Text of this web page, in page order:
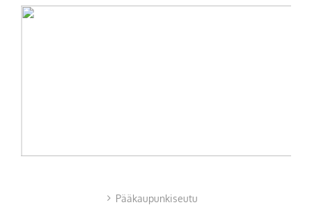
Pääkaupunkiseutu